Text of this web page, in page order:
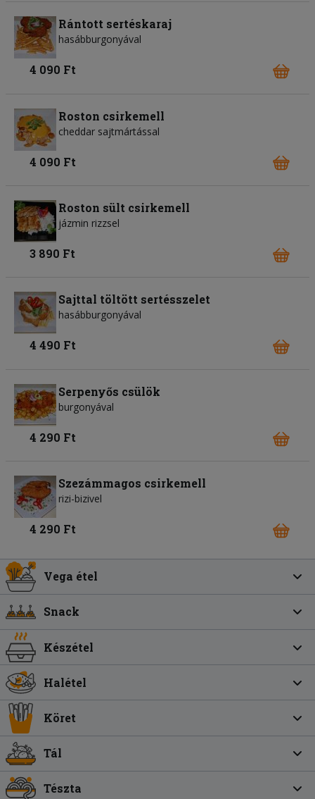
Rántott sertéskaraj
hasábburgonyával
4 090 Ft
Roston csirkemell
cheddar sajtmártással
4 090 Ft
Roston sült csirkemell
jázmin rizzsel
3 890 Ft
Sajttal töltött sertésszelet
hasábburgonyával
4 490 Ft
Serpenyős csülök
burgonyával
4 290 Ft
Szezámmagos csirkemell
rizi-bizivel
4 290 Ft
Vega étel
Snack
Készétel
Halétel
Köret
Tál
Tészta